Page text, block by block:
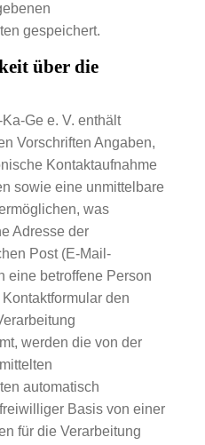
gespeichert.
über die
Ge e. V. enthält
Vorschriften Angaben,
Kontaktaufnahme
sowie eine unmittelbare
was
Adresse der
Post (E-Mail-
eine betroffene Person
den
werden die von der
automatisch
Basis von einer
für die Verarbeitung